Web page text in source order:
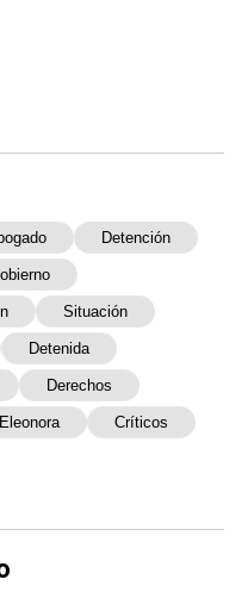
Detención
Situación
Detenida
Derechos
Eleonora Críticos